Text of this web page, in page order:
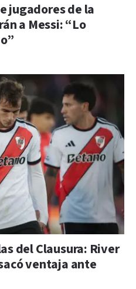
jugadores de la
a Messi: “Lo
del Clausura: River
ventaja ante